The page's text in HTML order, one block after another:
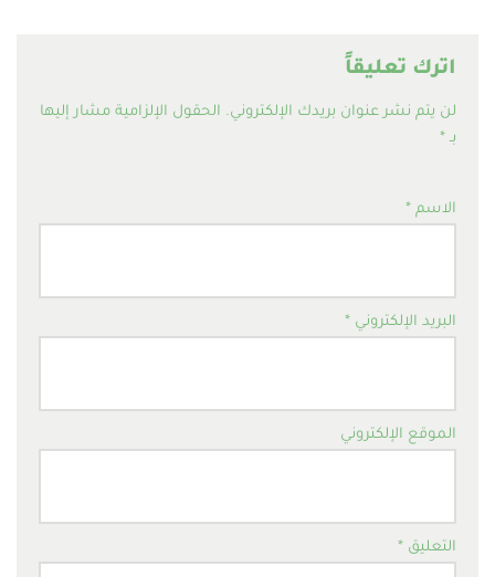
اترك تعليقاً
لن يتم نشر عنوان بريدك الإلكتروني. الحقول الإلزامية مشار إليها
بـ *
الاسم *
البريد الإلكتروني *
الموقع الإلكتروني
التعليق *